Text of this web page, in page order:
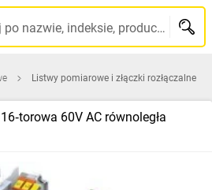
Szukaj po nazwie, indeksie, producencie, kodzie kreskowym...
Listwy pomiarowe i złączki rozłączalne
60V AC równoległa